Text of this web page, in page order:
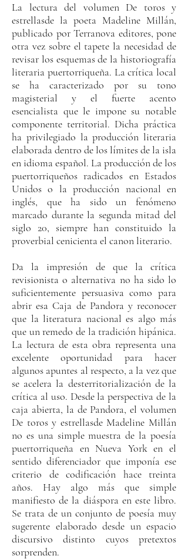
La lectura del volumen De toros y
estrellasde la poeta Madeline Millán,
publicado por Terranova editores, pone
otra vez sobre el tapete la necesidad de
revisar los esquemas de la historiografía
literaria puertorriqueña. La crítica local
se ha caracterizado por su tono
magisterial y el fuerte acento
esencialista que le impone su notable
componente territorial. Dicha práctica
ha privilegiado la producción literaria
elaborada dentro de los límites de la isla
en idioma español. La producción de los
puertorriqueños radicados en Estados
Unidos o la producción nacional en
inglés, que ha sido un fenómeno
marcado durante la segunda mitad del
siglo 20, siempre han constituido la
proverbial cenicienta el canon literario.
Da la impresión de que la crítica
revisionista o alternativa no ha sido lo
suficientemente persuasiva como para
abrir esa Caja de Pandora y reconocer
que la literatura nacional es algo más
que un remedo de la tradición hipánica.
La lectura de esta obra representa una
excelente oportunidad para hacer
algunos apuntes al respecto, a la vez que
se acelera la desterritorialización de la
crítica al uso. Desde la perspectiva de la
caja abierta, la de Pandora, el volumen
De toros y estrellasde Madeline Millán
no es una simple muestra de la poesía
puertorriqueña en Nueva York en el
sentido diferenciador que imponía ese
criterio de codificación hace treinta
años. Hay algo más que simple
manifiesto de la diáspora en este libro.
Se trata de un conjunto de poesía muy
sugerente elaborado desde un espacio
discursivo distinto cuyos pretextos
sorprenden.